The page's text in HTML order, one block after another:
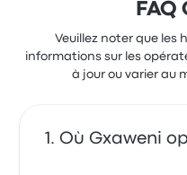
FAQ
Veuillez noter que les
informations sur les
à jour ou varier au
Où Gxaweni